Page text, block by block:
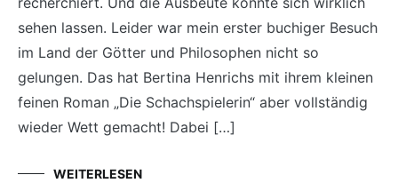
sehen lassen. Leider war mein erster buchiger Besuch
im Land der Götter und Philosophen nicht so
gelungen. Das hat Bertina Henrichs mit ihrem kleinen
feinen Roman „Die Schachspielerin“ aber vollständig
wieder Wett gemacht! Dabei […]
WEITERLESEN